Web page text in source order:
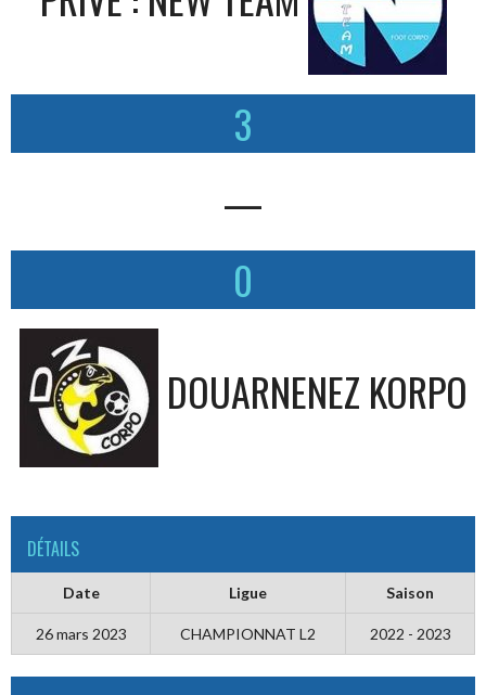
3
—
0
DOUARNENEZ KORPO
DÉTAILS
Date Ligue Saison
26 mars 2023 CHAMPIONNAT L2 2022 - 2023